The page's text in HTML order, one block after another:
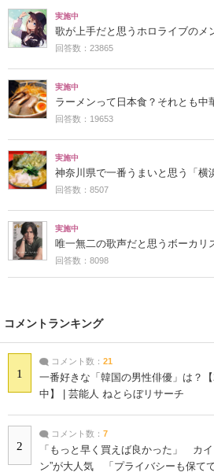
実施中
歌が上手だと思うホロライブのメ
回答数：23865
実施中
ラーメンって日本食？それとも中
回答数：19653
実施中
神奈川県で一番うまいと思う「横
回答数：8507
実施中
唯一無二の歌声だと思うボーカリ
回答数：8098
コメントランキング
1
コメント数： 21
一番好きな「韓国の男性俳優」は？
中】 | 芸能人 ねとらぼリサーチ
2
コメント数： 7
「もっと早く買えば良かった」 カ
ン”が大人気 「プライバシーも保て